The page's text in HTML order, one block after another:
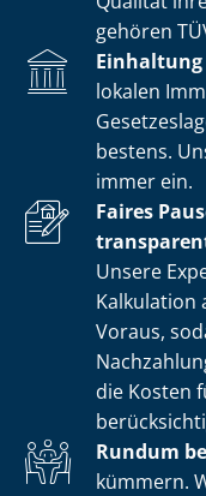
gehören
lokalen
bestens.
immer ein.
Faires
Unsere
Kalkulation
Voraus,
die Kosten
Rundum
kümmern.